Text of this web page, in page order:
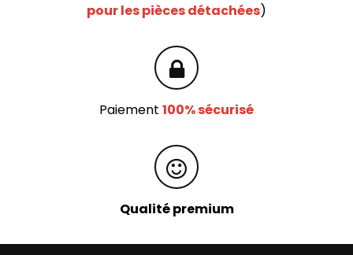
pour les pièces détachées)
Paiement 100% sécurisé
Qualité premium